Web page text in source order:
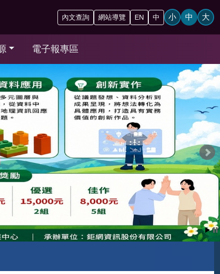
內文查詢 網站導覽 EN 中 小 中 大
電子報專區